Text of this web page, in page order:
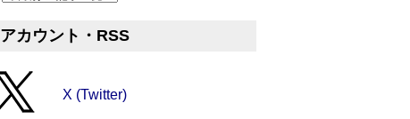
アカウント・RSS
X (Twitter)